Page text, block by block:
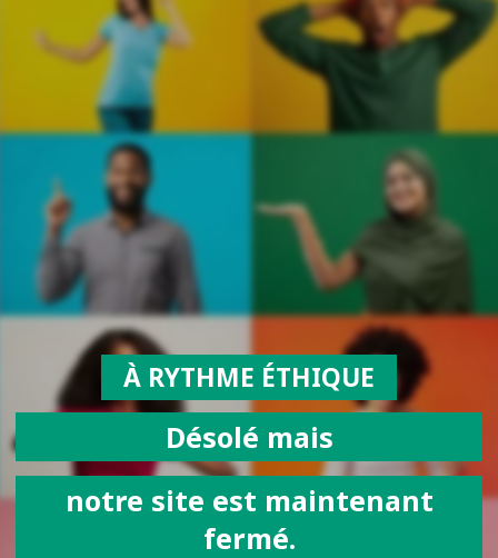
À RYTHME ÉTHIQUE
Désolé mais
notre site est maintenant
fermé.